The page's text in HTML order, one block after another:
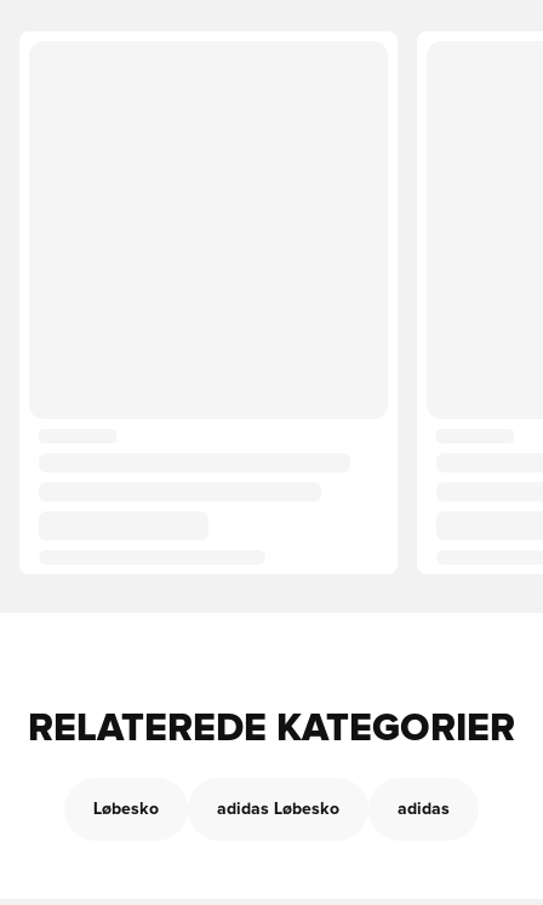
RELATEREDE KATEGORIER
Løbesko adidas Løbesko adidas